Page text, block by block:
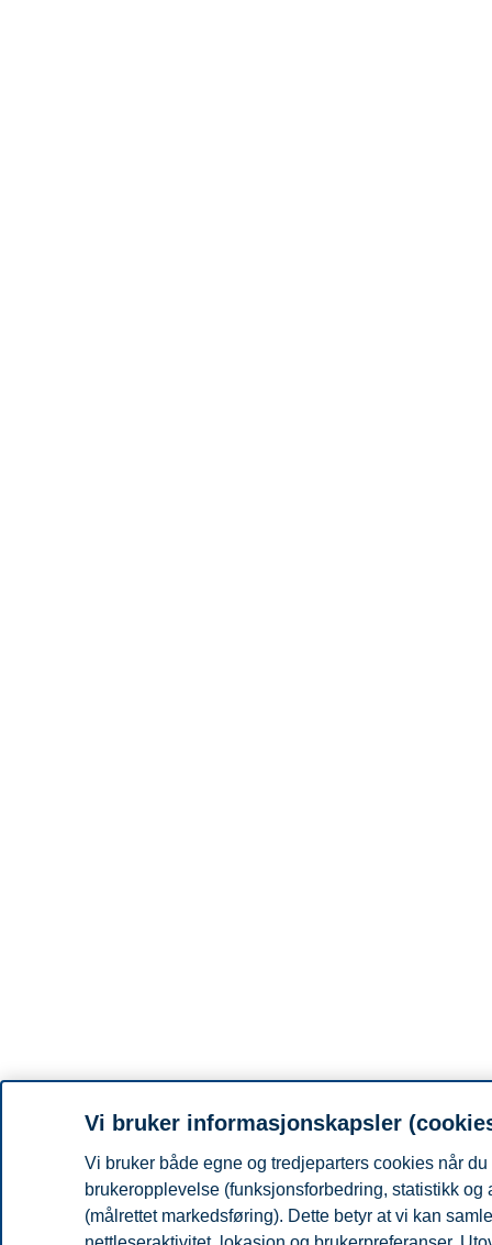
Vi bruker informasjonskapsler
Vi bruker både egne og tredjeparters cookies når
brukeropplevelse (funksjonsforbedring, statistikk
(målrettet markedsføring). Dette betyr at vi kan